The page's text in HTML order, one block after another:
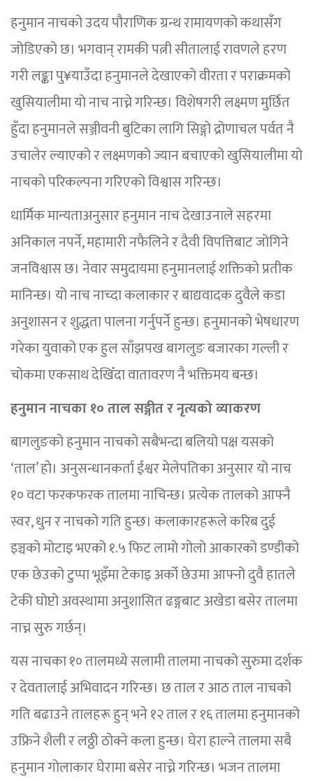
हनुमान नाचको उदय पौराणिक ग्रन्थ रामायणको कथासँग
जोडिएको छ। भगवान् रामकी पत्नी सीतालाई रावणले हरण
गरी लङ्का पु¥याउँदा हनुमानले देखाएको वीरता र पराक्रमको
खुसियालीमा यो नाच नाच्ने गरिन्छ। विशेषगरी लक्ष्मण मुर्छित
हुँदा हनुमानले सञ्जीवनी बुटिका लागि सिङ्गो द्रोणाचल पर्वत नै
उचालेर ल्याएको र लक्ष्मणको ज्यान बचाएको खुसियालीमा यो
नाचको परिकल्पना गरिएको विश्वास गरिन्छ।
धार्मिक मान्यताअनुसार हनुमान नाच देखाउनाले सहरमा
अनिकाल नपर्ने, महामारी नफैलिने र दैवी विपत्तिबाट जोगिने
जनविश्वास छ। नेवार समुदायमा हनुमानलाई शक्तिको प्रतीक
मानिन्छ। यो नाच नाच्दा कलाकार र बाद्यवादक दुवैले कडा
अनुशासन र शुद्धता पालना गर्नुपर्ने हुन्छ। हनुमानको भेषधारण
गरेका युवाको एक हुल साँझपख बागलुङ बजारका गल्ली र
चोकमा एकसाथ देखिँदा वातावरण नै भक्तिमय बन्छ।
हनुमान नाचका १० ताल सङ्गीत र नृत्यको व्याकरण
बागलुङको हनुमान नाचको सबैभन्दा बलियो पक्ष यसको
‘ताल’ हो। अनुसन्धानकर्ता ईश्वर मेलेपतिका अनुसार यो नाच
१० वटा फरकफरक तालमा नाचिन्छ। प्रत्येक तालको आफ्नै
स्वर, धुन र नाचको गति हुन्छ। कलाकारहरूले करिब दुई
इञ्चको मोटाइ भएको १.५ फिट लामो गोलो आकारको डण्डीको
एक छेउको टुप्पा भूइँमा टेकाइ अर्को छेउमा आफ्नो दुवै हातले
टेकी घोप्टो अवस्थामा अनुशासित ढङ्गबाट अखेडा बसेर तालमा
नाच्न सुरु गर्छन्।
यस नाचका १० तालमध्ये सलामी तालमा नाचको सुरुमा दर्शक
र देवतालाई अभिवादन गरिन्छ। छ ताल र आठ ताल नाचको
गति बढाउने तालहरू हुन् भने १२ ताल र १६ तालमा हनुमानको
उफ्रिने शैली र लठ्ठी ठोक्ने कला हुन्छ। घेरा हाल्ने तालमा सबै
हनुमान गोलाकार घेरामा बसेर नाच्ने गरिन्छ। भजन तालमा